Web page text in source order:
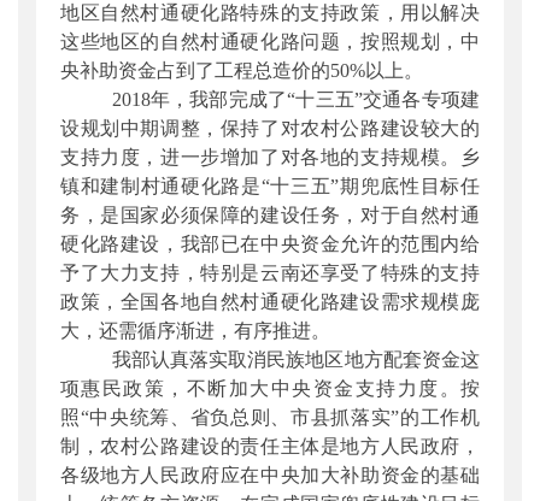
地区自然村通硬化路特殊的支持政策，用以解决
这些地区的自然村通硬化路问题，按照规划，中
央补助资金占到了工程总造价的50%以上。
2018年，我部完成了“十三五”交通各专项建
设规划中期调整，保持了对农村公路建设较大的
支持力度，进一步增加了对各地的支持规模。乡
镇和建制村通硬化路是“十三五”期兜底性目标任
务，是国家必须保障的建设任务，对于自然村通
硬化路建设，我部已在中央资金允许的范围内给
予了大力支持，特别是云南还享受了特殊的支持
政策，全国各地自然村通硬化路建设需求规模庞
大，还需循序渐进，有序推进。
我部认真落实取消民族地区地方配套资金这
项惠民政策，不断加大中央资金支持力度。按
照“中央统筹、省负总则、市县抓落实”的工作机
制，农村公路建设的责任主体是地方人民政府，
各级地方人民政府应在中央加大补助资金的基础